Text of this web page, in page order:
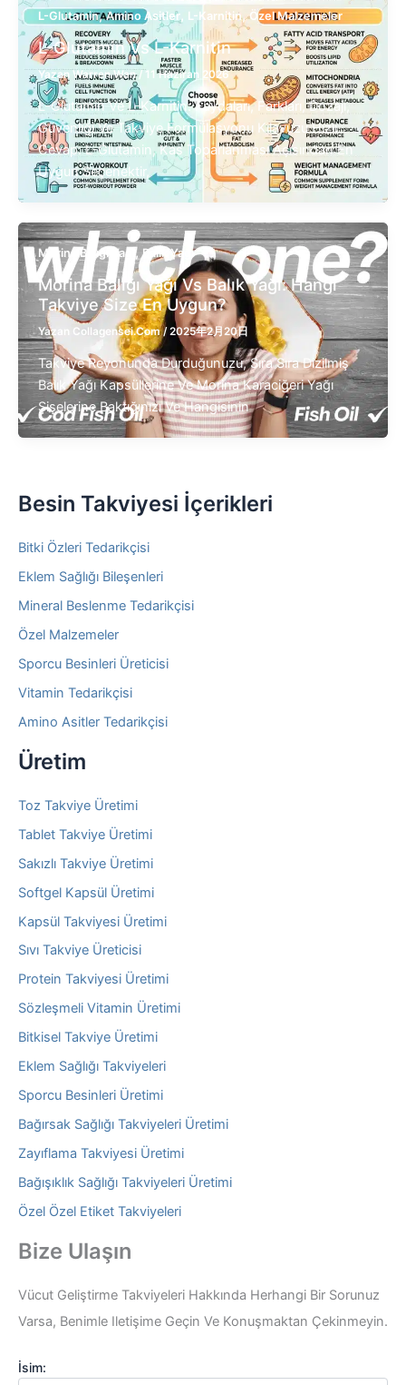
L-Glutamin,Amino Asitler, L-Karnitin,Özel Malzemeler
L-Glutamin Vs L-Karnitin
Yazan Warren Wan/11 Haziran 2026
L-Glutamin Ve L-Karnitin: Faydaları, Farkları, Dozajı,
Güvenliği Ve Takviye Formülasyonu Kılavuzu Hızlı
Cevap: L-Glutamin, Kas Toparlanması Açısından En
Uygun Seçenektir,
Morina Balığı Yağı ,Balık Yağı
Morina Balığı Yağı Vs Balık Yağı: Hangi
Takviye Size En Uygun?
Yazan Collagensei.com/2025年2月20日
Takviye Reyonunda Durduğunuzu, Sıra Sıra Dizilmiş
Balık Yağı Kapsüllerine Ve Morina Karaciğeri Yağı
Şişelerine Baktığınızı Ve Hangisinin
Besin Takviyesi İçerikleri
Bitki Özleri Tedarikçisi
Eklem Sağlığı Bileşenleri
Mineral Beslenme Tedarikçisi
Özel Malzemeler
Sporcu Besinleri Üreticisi
Vitamin Tedarikçisi
Amino Asitler Tedarikçisi
Üretim
Toz Takviye Üretimi
Tablet Takviye Üretimi
Sakızlı Takviye Üretimi
Softgel Kapsül Üretimi
Kapsül Takviyesi Üretimi
Sıvı Takviye Üreticisi
Protein Takviyesi Üretimi
Sözleşmeli Vitamin Üretimi
Bitkisel Takviye Üretimi
Eklem Sağlığı Takviyeleri
Sporcu Besinleri Üretimi
Bağırsak Sağlığı Takviyeleri Üretimi
Zayıflama Takviyesi Üretimi
Bağışıklık Sağlığı Takviyeleri Üretimi
Özel Özel Etiket Takviyeleri
Bize Ulaşın
Vücut Geliştirme Takviyeleri Hakkında Herhangi Bir Sorunuz
Varsa, Benimle Iletişime Geçin Ve Konuşmaktan Çekinmeyin.
İsim: